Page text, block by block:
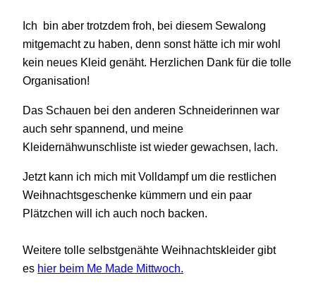
Ich bin aber trotzdem froh, bei diesem Sewalong
mitgemacht zu haben, denn sonst hätte ich mir wohl
kein neues Kleid genäht. Herzlichen Dank für die tolle
Organisation!
Das Schauen bei den anderen Schneiderinnen war
auch sehr spannend, und meine
Kleidernähwunschliste ist wieder gewachsen, lach.
Jetzt kann ich mich mit Volldampf um die restlichen
Weihnachtsgeschenke kümmern und ein paar
Plätzchen will ich auch noch backen.
Weitere tolle selbstgenähte Weihnachtskleider gibt
es hier beim Me Made Mittwoch.